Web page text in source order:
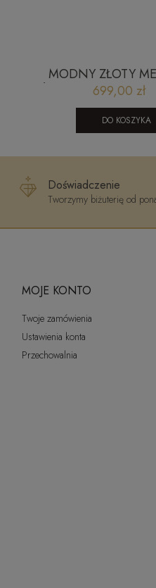
MODNY ZŁOTY
AŻUROWE SERCE
699,00 zł
DO KOSZYKA
Doświadczenie
Tworzymy biżuterię od
MOJE KONTO
Twoje zamówienia
Ustawienia konta
Przechowalnia